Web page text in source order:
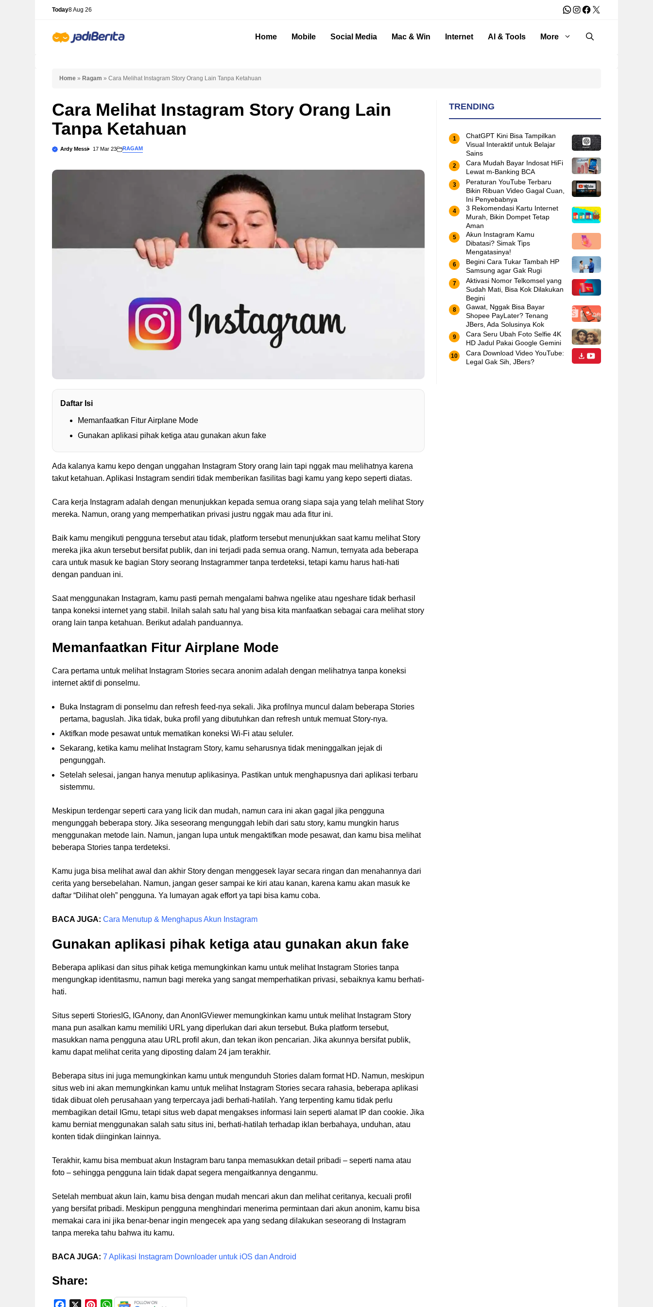
Today8 Aug 26 WhatsApp
Instagram
Facebook
X
Home Mobile Social Media Mac & Win Internet AI & Tools More
Home » Ragam » Cara Melihat Instagram Story Orang Lain Tanpa Ketahuan
Cara Melihat Instagram Story Orang Lain
Tanpa Ketahuan
Ardy Messi 17 Mar 23 RAGAM
Daftar Isi
Memanfaatkan Fitur Airplane Mode
Gunakan aplikasi pihak ketiga atau gunakan akun fake
Ada kalanya kamu kepo dengan unggahan Instagram Story orang lain tapi nggak mau melihatnya karena
takut ketahuan. Aplikasi Instagram sendiri tidak memberikan fasilitas bagi kamu yang kepo seperti diatas.
Cara kerja Instagram adalah dengan menunjukkan kepada semua orang siapa saja yang telah melihat Story
mereka. Namun, orang yang memperhatikan privasi justru nggak mau ada fitur ini.
Baik kamu mengikuti pengguna tersebut atau tidak, platform tersebut menunjukkan saat kamu melihat Story
mereka jika akun tersebut bersifat publik, dan ini terjadi pada semua orang. Namun, ternyata ada beberapa
cara untuk masuk ke bagian Story seorang Instagrammer tanpa terdeteksi, tetapi kamu harus hati-hati
dengan panduan ini.
Saat menggunakan Instagram, kamu pasti pernah mengalami bahwa ngelike atau ngeshare tidak berhasil
tanpa koneksi internet yang stabil. Inilah salah satu hal yang bisa kita manfaatkan sebagai cara melihat story
orang lain tanpa ketahuan. Berikut adalah panduannya.
Memanfaatkan Fitur Airplane Mode
Cara pertama untuk melihat Instagram Stories secara anonim adalah dengan melihatnya tanpa koneksi
internet aktif di ponselmu.
Buka Instagram di ponselmu dan refresh feed-nya sekali. Jika profilnya muncul dalam beberapa Stories
pertama, baguslah. Jika tidak, buka profil yang dibutuhkan dan refresh untuk memuat Story-nya.
Aktifkan mode pesawat untuk mematikan koneksi Wi-Fi atau seluler.
Sekarang, ketika kamu melihat Instagram Story, kamu seharusnya tidak meninggalkan jejak di
pengunggah.
Setelah selesai, jangan hanya menutup aplikasinya. Pastikan untuk menghapusnya dari aplikasi terbaru
sistemmu.
Meskipun terdengar seperti cara yang licik dan mudah, namun cara ini akan gagal jika pengguna
mengunggah beberapa story. Jika seseorang mengunggah lebih dari satu story, kamu mungkin harus
menggunakan metode lain. Namun, jangan lupa untuk mengaktifkan mode pesawat, dan kamu bisa melihat
beberapa Stories tanpa terdeteksi.
Kamu juga bisa melihat awal dan akhir Story dengan menggesek layar secara ringan dan menahannya dari
cerita yang bersebelahan. Namun, jangan geser sampai ke kiri atau kanan, karena kamu akan masuk ke
daftar “Dilihat oleh” pengguna. Ya lumayan agak effort ya tapi bisa kamu coba.
BACA JUGA: Cara Menutup & Menghapus Akun Instagram
Gunakan aplikasi pihak ketiga atau gunakan akun fake
Beberapa aplikasi dan situs pihak ketiga memungkinkan kamu untuk melihat Instagram Stories tanpa
mengungkap identitasmu, namun bagi mereka yang sangat memperhatikan privasi, sebaiknya kamu berhati-
hati.
Situs seperti StoriesIG, IGAnony, dan AnonIGViewer memungkinkan kamu untuk melihat Instagram Story
mana pun asalkan kamu memiliki URL yang diperlukan dari akun tersebut. Buka platform tersebut,
masukkan nama pengguna atau URL profil akun, dan tekan ikon pencarian. Jika akunnya bersifat publik,
kamu dapat melihat cerita yang diposting dalam 24 jam terakhir.
Beberapa situs ini juga memungkinkan kamu untuk mengunduh Stories dalam format HD. Namun, meskipun
situs web ini akan memungkinkan kamu untuk melihat Instagram Stories secara rahasia, beberapa aplikasi
tidak dibuat oleh perusahaan yang terpercaya jadi berhati-hatilah. Yang terpenting kamu tidak perlu
membagikan detail IGmu, tetapi situs web dapat mengakses informasi lain seperti alamat IP dan cookie. Jika
kamu berniat menggunakan salah satu situs ini, berhati-hatilah terhadap iklan berbahaya, unduhan, atau
konten tidak diinginkan lainnya.
Terakhir, kamu bisa membuat akun Instagram baru tanpa memasukkan detail pribadi – seperti nama atau
foto – sehingga pengguna lain tidak dapat segera mengaitkannya denganmu.
Setelah membuat akun lain, kamu bisa dengan mudah mencari akun dan melihat ceritanya, kecuali profil
yang bersifat pribadi. Meskipun pengguna menghindari menerima permintaan dari akun anonim, kamu bisa
memakai cara ini jika benar-benar ingin mengecek apa yang sedang dilakukan seseorang di Instagram
tanpa mereka tahu bahwa itu kamu.
BACA JUGA: 7 Aplikasi Instagram Downloader untuk iOS dan Android
Share:
W
TRENDING
ChatGPT Kini Bisa Tampilkan
Visual Interaktif untuk Belajar
Sains
Cara Mudah Bayar Indosat HiFi
Lewat m-Banking BCA
Peraturan YouTube Terbaru
Bikin Ribuan Video Gagal Cuan,
Ini Penyebabnya
3 Rekomendasi Kartu Internet
Murah, Bikin Dompet Tetap
Aman
Akun Instagram Kamu
Dibatasi? Simak Tips
Mengatasinya!
Begini Cara Tukar Tambah HP
Samsung agar Gak Rugi
Aktivasi Nomor Telkomsel yang
Sudah Mati, Bisa Kok Dilakukan
Begini
Gawat, Nggak Bisa Bayar
Shopee PayLater? Tenang
JBers, Ada Solusinya Kok
Cara Seru Ubah Foto Selfie 4K
HD Jadul Pakai Google Gemini
Cara Download Video YouTube:
Legal Gak Sih, JBers?